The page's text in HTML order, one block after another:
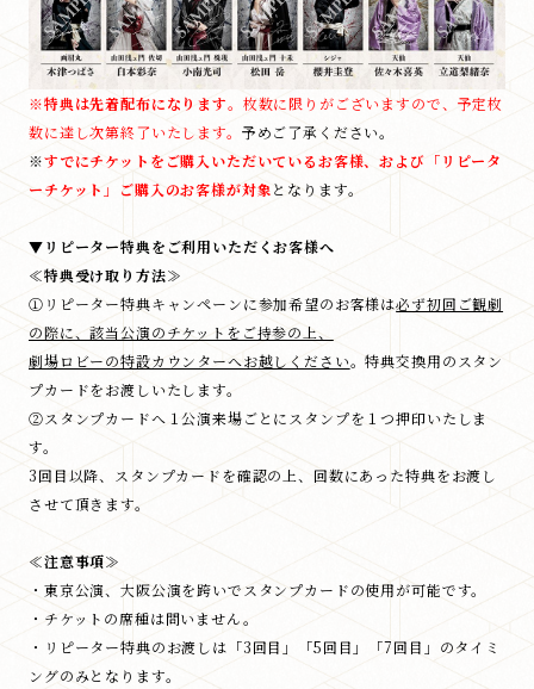
※特典は先着配布になります。枚数に限りがございますので、予定枚
数に達し次第終了いたします。 予めご了承ください。
※すでにチケットをご購入いただいているお客様、および「リピータ
ーチケット」ご購入のお客様が対象となります。
▼リピーター特典をご利用いただくお客様へ
≪特典受け取り方法≫
①リピーター特典キャンペーンに参加希望のお客様は必ず初回ご観劇
の際に、該当公演のチケットをご持参の上、
劇場ロビーの特設カウンターへお越しください。特典交換用のスタン
プカードをお渡しいたします。
②スタンプカードへ１公演来場ごとにスタンプを１つ押印いたしま
す。
3回目以降、スタンプカードを確認の上、回数にあった特典をお渡し
させて頂きます。
≪注意事項≫
・東京公演、大阪公演を跨いでスタンプカードの使用が可能です。
・チケットの席種は問いません。
・リピーター特典のお渡しは「3回目」「5回目」「7回目」のタイミ
ングのみとなります。